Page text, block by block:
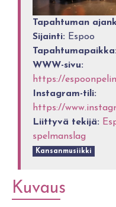
Tapahtuman
Sijainti: Espoo
Tapahtumapaikka:
WWW-sivu:
https://
Instagram-tili:
https://
Liittyvä tekijä:
spelmanslag
Kansanmusiikki
Kuvaus